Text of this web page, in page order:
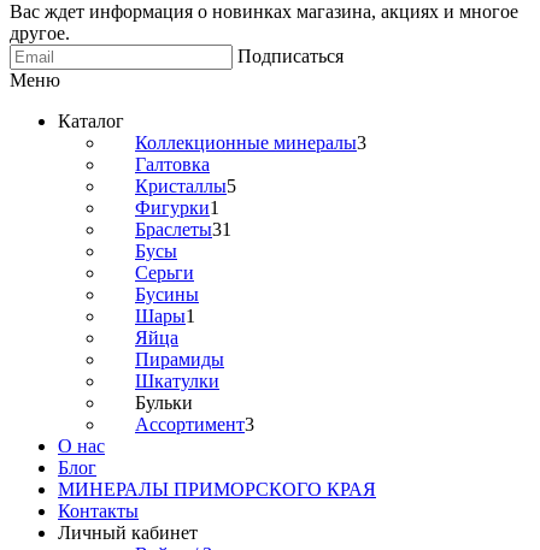
Вас ждет информация о новинках магазина, акциях и многое
другое.
Подписаться
Меню
Каталог
Коллекционные минералы3
Галтовка
Кристаллы5
Фигурки1
Браслеты31
Бусы
Серьги
Бусины
Шары1
Яйца
Пирамиды
Шкатулки
Бульки
Ассортимент3
О нас
Блог
МИНЕРАЛЫ ПРИМОРСКОГО КРАЯ
Контакты
Личный кабинет